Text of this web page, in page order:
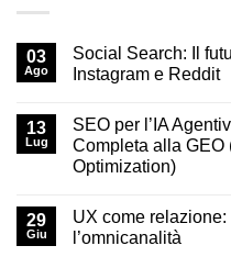
03
Ago
Social Search: Il
Instagram e Reddit
13
Lug
SEO per l’IA
Completa alla GEO
Optimization)
29
Giu
UX come
l’omnicanalità